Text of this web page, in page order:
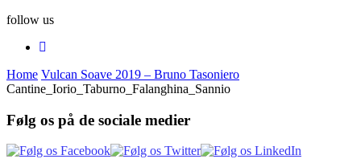
follow us
Home Vulcan Soave 2019 – Bruno Tasoniero
Cantine_Iorio_Taburno_Falanghina_Sannio
Følg os på de sociale medier